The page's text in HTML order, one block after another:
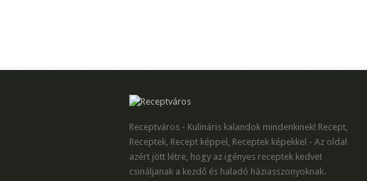
Receptváros - Kulináris kalandok mindenkinek! Recept,
Receptek, Recept képpel, Receptek képekkel - Az oldal
azért jött létre, hogy az igényes receptek kedvet
csináljanak a kezdő és haladó háziasszonyoknak.